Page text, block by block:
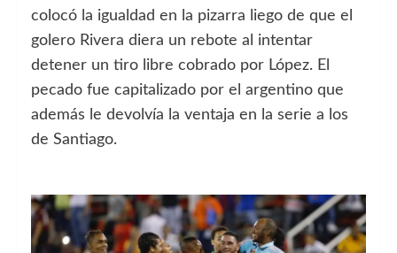
colocó la igualdad en la pizarra liego de que el
golero Rivera diera un rebote al intentar
detener un tiro libre cobrado por López. El
pecado fue capitalizado por el argentino que
además le devolvía la ventaja en la serie a los
de Santiago.